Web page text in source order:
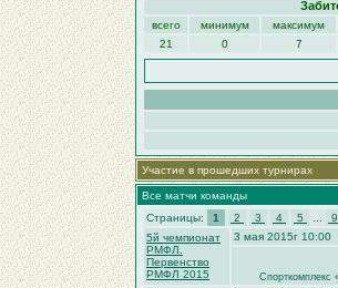
всего минимум максимум
21
0 7
Участие в прошедших турнирах
Все матчи команды
Страницы:
1 2 3 4 5
9
5й чемпионат
РМФЛ.
Первенство
РМФЛ 2015
3 мая 2015г 10:00
Спорткомплекс